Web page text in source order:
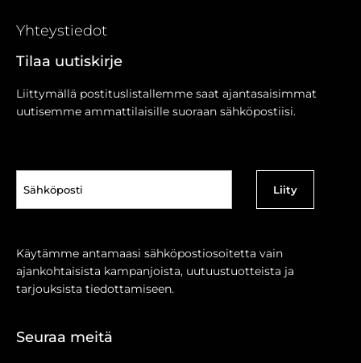
Yhteystiedot
Tilaa uutiskirje
Liittymällä postituslistallemme saat ajantasaisimmat
uutisemme ammattilaisille suoraan sähköpostiisi.
(Pakollinen)
Käytämme antamaasi sähköpostiosoitetta vain
ajankohtaisista kampanjoista, uutuustuotteista ja
tarjouksista tiedottamiseen.
Seuraa meitä